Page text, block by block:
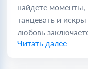
найдете моменты,
танцевать и
любовь
Читать далее